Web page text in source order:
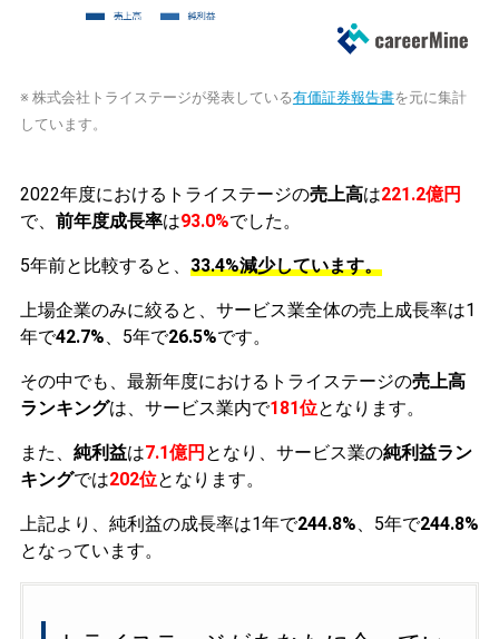
※ 株式会社トライステージが発表している有価証券報告書を元に集計
しています。
2022年度におけるトライステージの売上高は221.2億円
で、 前年度成長率は93.0%でした。
5年前と比較すると、 33.4%減少しています。
上場企業のみに絞ると、サービス業全体の売上成長率は1
年で42.7%、5年で26.5%です。
その中でも、最新年度におけるトライステージの売上高
ランキングは、サービス業内で181位となります。
また、 純利益は7.1億円 となり、サービス業の純利益ラン
キングでは202位となります。
上記より、純利益の成長率は1年で244.8%、5年で244.8%
となっています。